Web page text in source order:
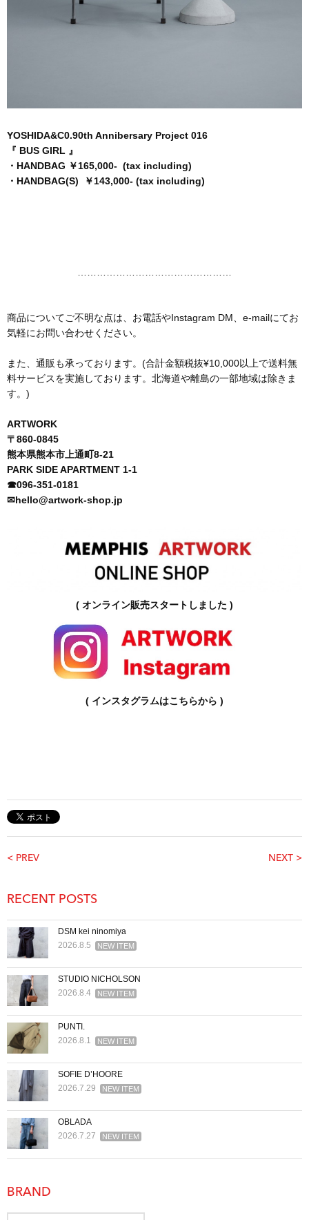
YOSHIDA&C0.90th Annibersary Project 016
『 BUS GIRL 』
・HANDBAG ￥165,000- (tax including)
・HANDBAG(S) ￥143,000- (tax including)
商品についてご不明な点は、お電話やInstagram DM、e-mailにてお
気軽にお問い合わせください。
また、通販も承っております。(合計金額税抜¥10,000以上で送料無
料サービスを実施しております。北海道や離島の一部地域は除きま
す。)
ARTWORK
〒860-0845
熊本県熊本市上通町8-21
PARK SIDE APARTMENT 1-1
☎︎096-351-0181
✉︎hello@artwork-shop.jp
( オンライン販売スタートしました )
( インスタグラムはこちらから )
< PREV NEXT >
RECENT POSTS
DSM kei ninomiya
2026.8.5
NEW ITEM
STUDIO NICHOLSON
2026.8.4
NEW ITEM
PUNTI.
2026.8.1
NEW ITEM
SOFIE D’HOORE
2026.7.29
NEW ITEM
OBLADA
2026.7.27
NEW ITEM
BRAND